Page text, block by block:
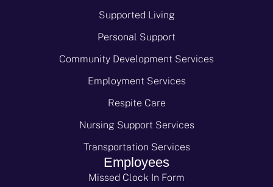
Supported Living
Personal Support
Community Development Services
Employment Services
Respite Care
Nursing Support Services
Transportation Services
Employees
Missed Clock In Form